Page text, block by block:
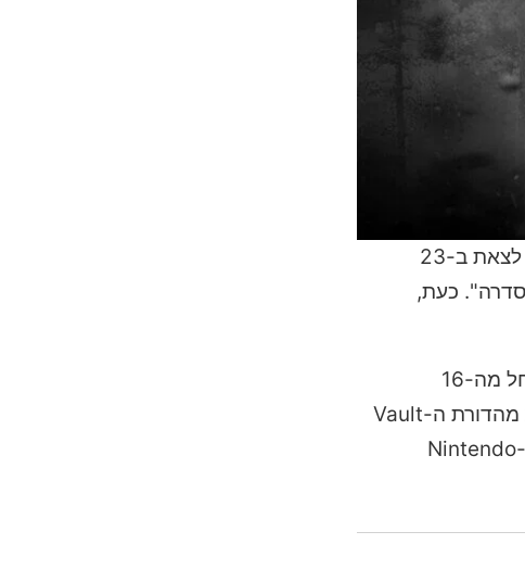
הכותר הבא בסדרת הפעולה הפופולרית של אקטיוויז'ן הוכרז רשמית: Call of Duty: Modern Warfare 4 עתיד לצאת ב-23
הסדרה". כעת,
בפוסט חדש שפורסם בבלוג הרשמי, אושר כי הקמפיין של Modern Warfare 4 יהיה זמין דרך גישה מוקדמת החל מה-16
באוקטובר. כדי ליהנות מההטבה, כל שעליכם לעשות הוא להזמין מראש את המהדורה הדיגיטלית הרגילה או את מהדורת ה-Vault
של המשחק לפלטפורמות Xbox Series X/S, PC (דרך Battle.net או Steam), PlayStation 5 או לקונסולת ה-Nintendo